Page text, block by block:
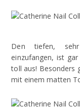
Den tiefen,
einzufangen, ist
toll aus! Besonders
mit einem matten